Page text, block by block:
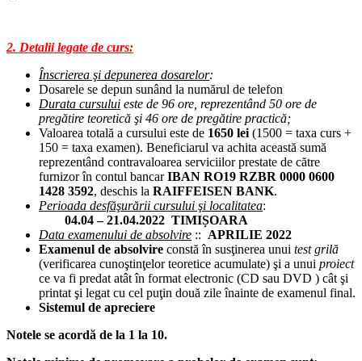
2. Detalii legate de curs:
Înscrierea şi depunerea dosarelor:
Dosarele se depun sunând la numărul de telefon
Durata cursului este de 96 ore, reprezentând 50 ore de
pregătire teoretică şi 46 ore de pregătire practică;
Valoarea totală a cursului este de 1650 lei (1500 = taxa curs +
150 = taxa examen). Beneficiarul va achita această sumă
reprezentând contravaloarea serviciilor prestate de către
furnizor în contul bancarIBAN RO19 RZBR 0000 0600
1428 3592, deschis la RAIFFEISEN BANK.
Perioada desfăşurării cursului şi localitatea:
04.04 – 21.04.2022 TIMIȘOARA
Data examenului de absolvire :: APRILIE 2022
Examenul de absolvire constă în susţinerea unui test grilă
(verificarea cunoştinţelor teoretice acumulate) şi a unui proiect
ce va fi predat atât în format electronic (CD sau DVD ) cât şi
printat şi legat cu cel puţin două zile înainte de examenul final.
Sistemul de apreciere
Notele se acordă de la 1 la 10.